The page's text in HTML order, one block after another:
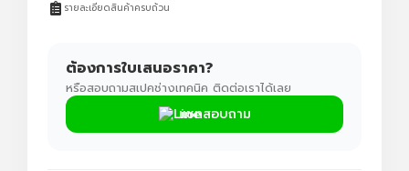
รายละเอียดสินค้าครบถ้วน
ต้องการใบเสนอราคา?
หรือสอบถามสเปคช่างเทคนิค ติดต่อเราได้เลย
แชทสอบถาม